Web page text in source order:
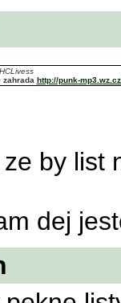
zahrada http://punk-
by list
dej